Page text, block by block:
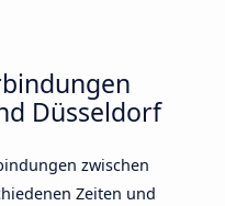
Düsseldorf
zwischen
Zeiten und